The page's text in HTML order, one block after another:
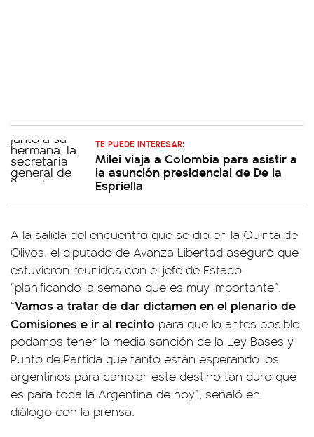
TE PUEDE INTERESAR:
Milei viaja a Colombia para asistir a
la asunción presidencial de De la
Espriella
A la salida del encuentro que se dio en la Quinta de
Olivos, el diputado de Avanza Libertad aseguró que
estuvieron reunidos con el jefe de Estado
“planificando la semana que es muy importante”.
“Vamos a tratar de dar dictamen en el plenario de
Comisiones e ir al recinto para que lo antes posible
podamos tener la media sanción de la Ley Bases y
Punto de Partida que tanto están esperando los
argentinos para cambiar este destino tan duro que
es para toda la Argentina de hoy”, señaló en
diálogo con la prensa.